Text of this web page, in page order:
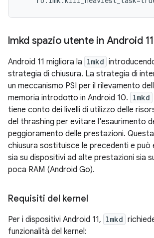
lmkd spazio utente in Android 11
Android 11 migliora la lmkd
strategia di chiusura. La strategia di
un meccanismo PSI per il rilevamento
memoria introdotto in Android 10. lmkd
tiene conto dei livelli di utilizzo delle
del thrashing per evitare l'esaurimento
peggioramento delle prestazioni.
chiusura sostituisce le precedenti e può
sia su dispositivi ad alte prestazioni sia
poca RAM (Android Go).
Requisiti del kernel
Per i dispositivi Android 11, lmkd
funzionalità del kernel: